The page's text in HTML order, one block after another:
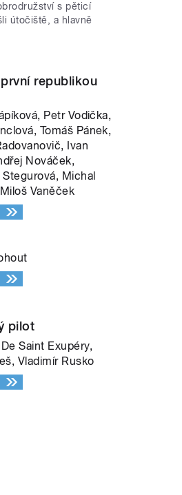
s pěticí
útočiště, a hlavně
republikou
Petr Vodička,
Tomáš Pánek,
Ivan
Nováček,
Stegurová, Michal
Vaněček
pilot
Saint Exupéry,
Vladimír Rusko